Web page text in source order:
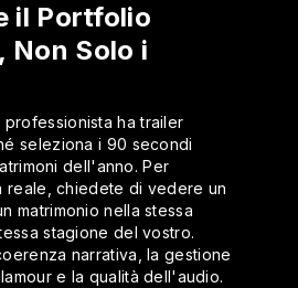
il Portfolio
Non Solo i
ha trailer
seleziona i 90 secondi
dell'anno. Per
reale, chiedete di vedere un
matrimonio nella stessa
stagione del vostro.
narrativa, la gestione
e la qualità dell'audio.